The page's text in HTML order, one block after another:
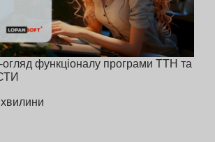
огляд функціоналу програми ТТН та